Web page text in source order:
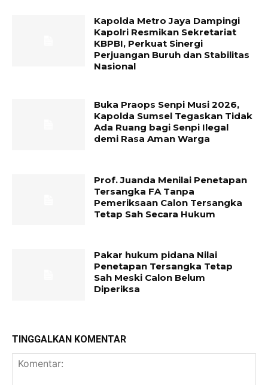
Kapolda Metro Jaya Dampingi
Kapolri Resmikan Sekretariat
KBPBI, Perkuat Sinergi
Perjuangan Buruh dan Stabilitas
Nasional
Buka Praops Senpi Musi 2026,
Kapolda Sumsel Tegaskan Tidak
Ada Ruang bagi Senpi Ilegal
demi Rasa Aman Warga
Prof. Juanda Menilai Penetapan
Tersangka FA Tanpa
Pemeriksaan Calon Tersangka
Tetap Sah Secara Hukum
Pakar hukum pidana Nilai
Penetapan Tersangka Tetap
Sah Meski Calon Belum
Diperiksa
TINGGALKAN KOMENTAR